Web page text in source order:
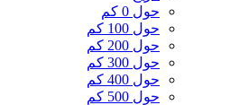
حول 0 كم
حول 100 كم
حول 200 كم
حول 300 كم
حول 400 كم
حول 500 كم